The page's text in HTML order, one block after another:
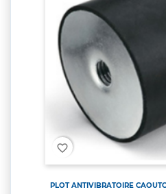
favorite_border
PLOT ANTIVIBRATOIRE